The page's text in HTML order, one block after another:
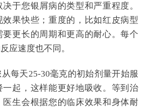
于您银屑病的类型和严重程度。
果快些；重度的，比如红皮病型
更长的周期和更高的耐心。每个
应速度也不同。
每天25-30毫克的初始剂量开始服
一起，这样能更好地吸收。等到治
生会根据您的临床效果和身体耐